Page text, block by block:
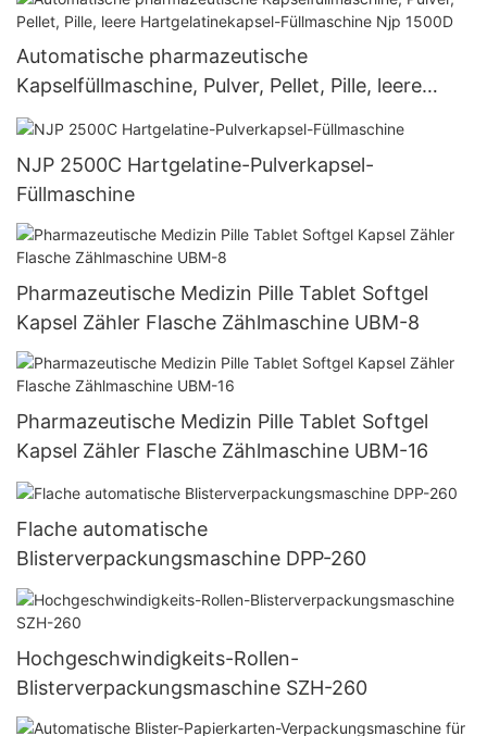
Automatische pharmazeutische
Kapselfüllmaschine, Pulver, Pellet, Pille, leere
Hartgelatinekapsel-Füllmaschine Njp 1500D
NJP 2500C Hartgelatine-Pulverkapsel-
Füllmaschine
Pharmazeutische Medizin Pille Tablet Softgel
Kapsel Zähler Flasche Zählmaschine UBM-8
Pharmazeutische Medizin Pille Tablet Softgel
Kapsel Zähler Flasche Zählmaschine UBM-16
Flache automatische
Blisterverpackungsmaschine DPP-260
Hochgeschwindigkeits-Rollen-
Blisterverpackungsmaschine SZH-260